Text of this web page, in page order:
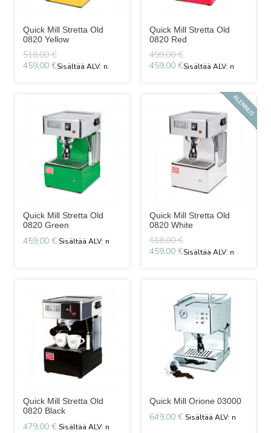
Quick Mill Stretta Old
0820 Yellow
518,00 €
459,00 €
Quick Mill Stretta Old
0820 Red
499,00 €
459,00 €
Quick Mill Stretta Old
0820 Green
459,00 €
Quick Mill Stretta Old
0820 White
518,00 €
459,00 €
Quick Mill Stretta Old
0820 Black
479,00 €
Quick Mill Orione 03000
649,00 €